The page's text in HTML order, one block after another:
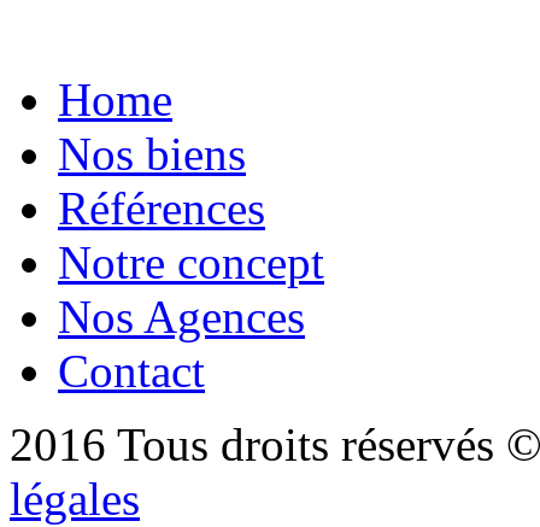
Home
Nos biens
Références
Notre concept
Nos Agences
Contact
2016 Tous droits réservés
légales